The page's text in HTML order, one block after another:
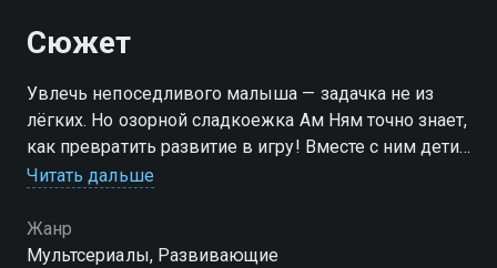
Сюжет
Увлечь непоседливого малыша — задачка не из
лёгких. Но озорной сладкоежка Ам Ням точно знает,
как превратить развитие в игру! Вместе с ним дети
учатся быть внимательными, запоминать детали и
Присоединяйтесь к весёлым приключениям
монстрика — с ним каждый день будет полон
Читать дальше
Жанр
Мультсериалы, Развивающие